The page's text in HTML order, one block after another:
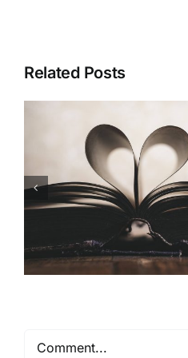
Related Posts